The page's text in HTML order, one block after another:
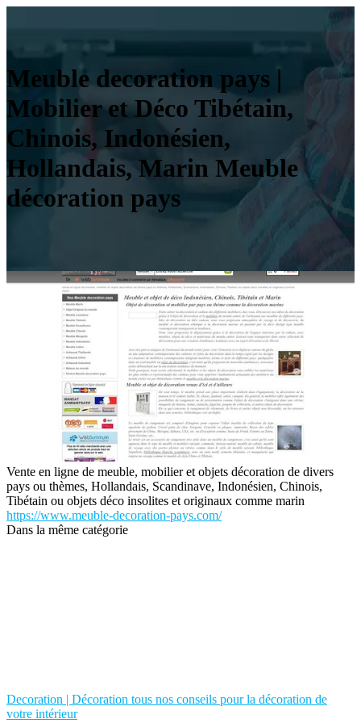
Meuble decoration pays |
Mobilier et Déco Tibétain,
Chinois, Indonésien,
Hollandais, Marin Meuble
décoration pays
Vente en ligne de meuble, mobilier et objets décoration de divers
pays ou thèmes, Hollandais, Scandinave, Indonésien, Chinois,
Tibétain ou objets déco insolites et originaux comme marin
https://www.meuble-decoration-pays.com/
Dans la même catégorie
Decoration | Décoration tous nos conseils pour la décoration de
votre intérieur